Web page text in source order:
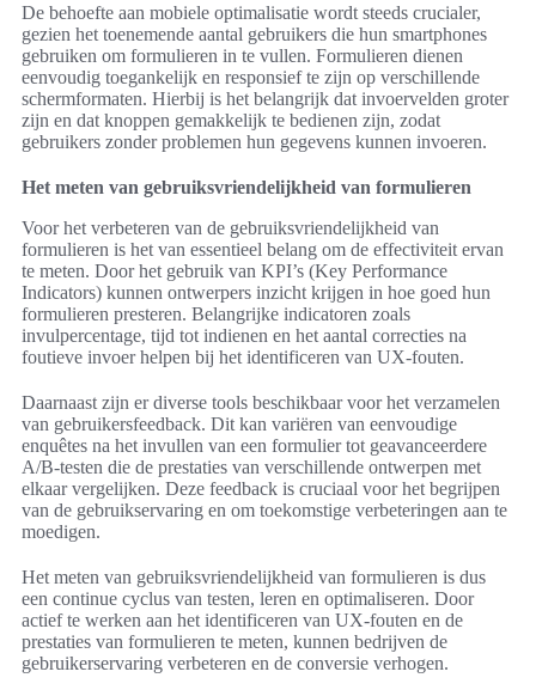
De behoefte aan mobiele optimalisatie wordt steeds crucialer,
gezien het toenemende aantal gebruikers die hun smartphones
gebruiken om formulieren in te vullen. Formulieren dienen
eenvoudig toegankelijk en responsief te zijn op verschillende
schermformaten. Hierbij is het belangrijk dat invoervelden groter
zijn en dat knoppen gemakkelijk te bedienen zijn, zodat
gebruikers zonder problemen hun gegevens kunnen invoeren.
Het meten van gebruiksvriendelijkheid van formulieren
Voor het verbeteren van de gebruiksvriendelijkheid van
formulieren is het van essentieel belang om de effectiviteit ervan
te meten. Door het gebruik van KPI’s (Key Performance
Indicators) kunnen ontwerpers inzicht krijgen in hoe goed hun
formulieren presteren. Belangrijke indicatoren zoals
invulpercentage, tijd tot indienen en het aantal correcties na
foutieve invoer helpen bij het identificeren van UX-fouten.
Daarnaast zijn er diverse tools beschikbaar voor het verzamelen
van gebruikersfeedback. Dit kan variëren van eenvoudige
enquêtes na het invullen van een formulier tot geavanceerdere
A/B-testen die de prestaties van verschillende ontwerpen met
elkaar vergelijken. Deze feedback is cruciaal voor het begrijpen
van de gebruikservaring en om toekomstige verbeteringen aan te
moedigen.
Het meten van gebruiksvriendelijkheid van formulieren is dus
een continue cyclus van testen, leren en optimaliseren. Door
actief te werken aan het identificeren van UX-fouten en de
prestaties van formulieren te meten, kunnen bedrijven de
gebruikerservaring verbeteren en de conversie verhogen.